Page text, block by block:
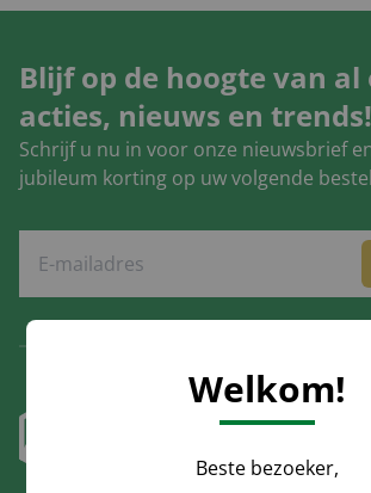
Blijf op de hoogte van al
acties, nieuws en trends!
Schrijf u nu in voor onze nieuwsbrief
jubileum korting op uw volgende
Welkom!
Beste bezoeker,